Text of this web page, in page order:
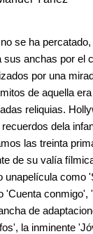
se ha
anchas por el
por una
de aquella
reliquias.
dela
las treinta
de su valía
unapelícula como
'Cuenta conmigo',
de
la inminente